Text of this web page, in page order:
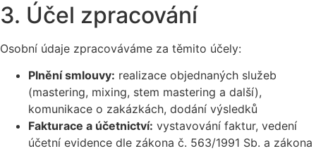
3. Účel zpracování
Osobní údaje zpracováváme za těmito účely:
Plnění smlouvy: realizace objednaných služeb
(mastering, mixing, stem mastering a další),
komunikace o zakázkách, dodání výsledků
Fakturace a účetnictví: vystavování faktur, vedení
účetní evidence dle zákona č. 563/1991 Sb. a zákona